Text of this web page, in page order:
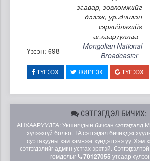
заавар, зөвлөмжийг
дагаж, урьдчилан
сэргийлэхийг
анхаарууллаа
Үзсэн: 698
Mongolian National
Broadcaster
ТҮГЭЭХ ЖИРГЭХ ТҮГЭЭХ
СЭТГЭГДЭЛ БИЧИХ:
АНХААРУУЛГА: Уншигчдын бичсэн сэтгэгдэлд
хүлээхгүй болно. ТА сэтгэгдэл бичихдээ
суртахууны хэм хэмжээг хүндэтгэнэ үү. Хэм
сэтгэгдэлийг админ устгах эрхтэй.
гомдолыг
70127055 утсаар